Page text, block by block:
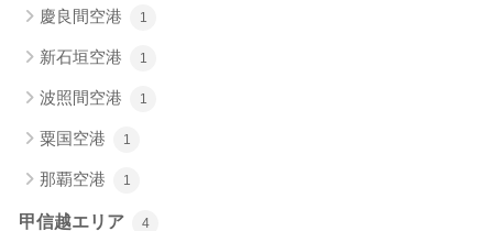
慶良間空港 1
新石垣空港 1
波照間空港 1
粟国空港 1
那覇空港 1
甲信越エリア 4